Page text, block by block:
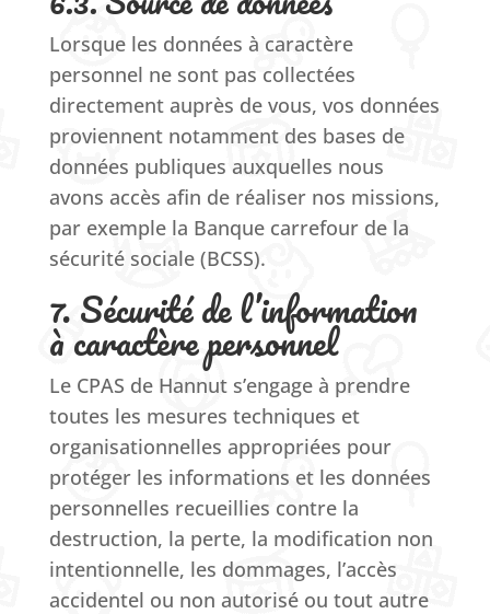
Lorsque les données à caractère
personnel ne sont pas collectées
directement auprès de vous, vos données
proviennent notamment des bases de
données publiques auxquelles nous
avons accès afin de réaliser nos missions,
par exemple la Banque carrefour de la
sécurité sociale (BCSS).
7. Sécurité de l’information
à caractère personnel
Le CPAS de Hannut s’engage à prendre
toutes les mesures techniques et
organisationnelles appropriées pour
protéger les informations et les données
personnelles recueillies contre la
destruction, la perte, la modification non
intentionnelle, les dommages, l’accès
accidentel ou non autorisé ou tout autre